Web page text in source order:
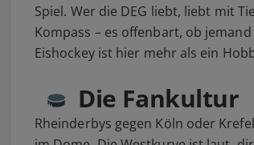
Spiel. Wer die DEG liebt, liebt mit
Kompass – es offenbart, ob
Eishockey ist hier mehr als ein
Die Fankultur
Rheinderbys gegen Köln oder